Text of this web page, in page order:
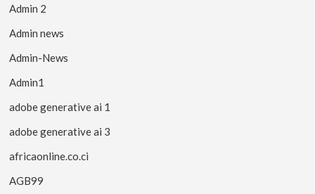
Admin 2
Admin news
Admin-News
Admin1
adobe generative ai 1
adobe generative ai 3
africaonline.co.ci
AGB99